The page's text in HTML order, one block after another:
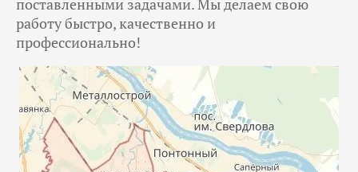
поставленными задачами. Мы делаем свою
работу быстро, качественно и
профессионально!